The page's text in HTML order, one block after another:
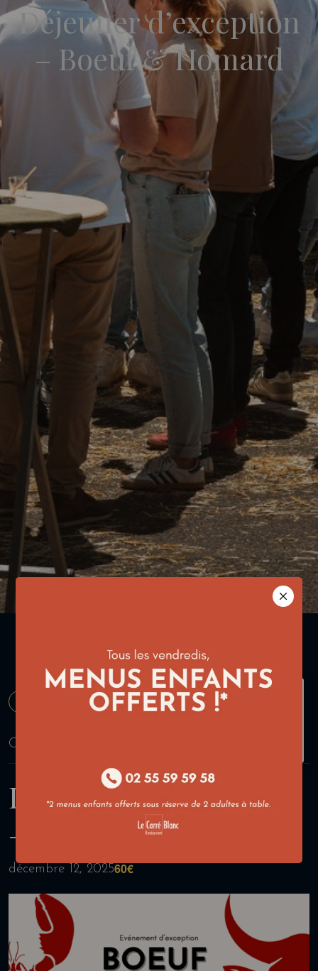
Déjeuner d’exception
– Boeuf & Homard
« Tous les Évènements
Cet évènement est passé.
Déjeuner d’exception
– Boeuf & Homard
décembre 12, 202560€